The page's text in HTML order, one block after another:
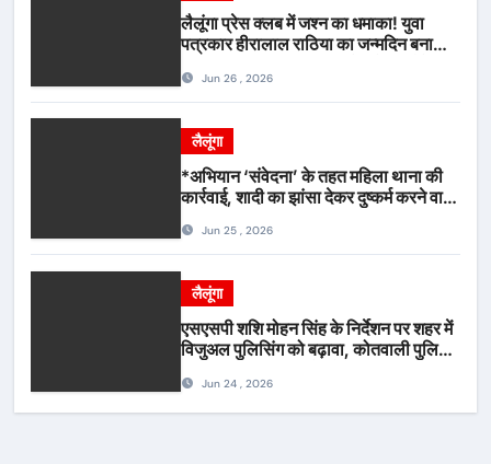
लैलूंगा प्रेस क्लब में जश्न का धमाका! युवा
पत्रकार हीरालाल राठिया का जन्मदिन बना
स्वरJun 26 , 2026
लैलूंगा
*अभियान ‘संवेदना’ के तहत महिला थाना की
कार्रवाई, शादी का झांसा देकर दुष्कर्म करने वाला
Jun 25 , 2026
लैलूंगा
एसएसपी शशि मोहन सिंह के निर्देशन पर शहर में
विजुअल पुलिसिंग को बढ़ावा, कोतवाली पुलिस
Jun 24 , 2026